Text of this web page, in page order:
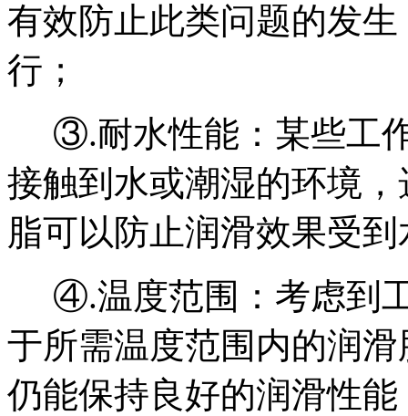
有效防止此类问题的发
行；
③.耐水性能：某些工
接触到水或潮湿的环境
脂可以防止润滑效果受
④.温度范围：考虑到
于所需温度范围内的润
仍能保持良好的润滑性能